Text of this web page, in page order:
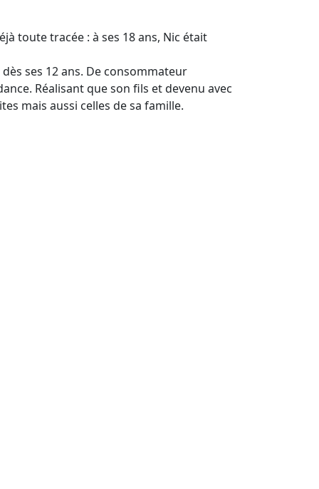
toute tracée : à ses 18 ans, Nic était
ses 12 ans. De consommateur
Réalisant que son fils et devenu avec
mais aussi celles de sa famille.